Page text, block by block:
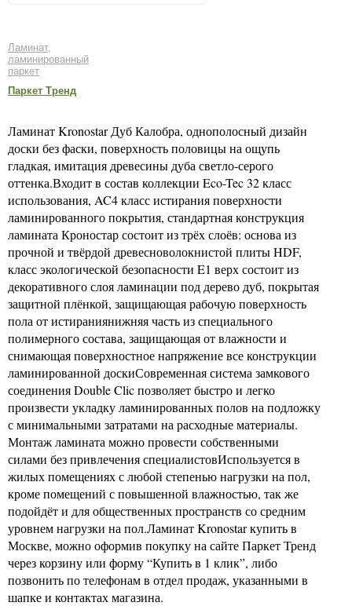
Ламинат,
ламинированный
паркет
Паркет Тренд
Ламинат Kronostar Дуб Калобра, однополосный дизайн
доски без фаски, поверхность половицы на ощупь
гладкая, имитация древесины дуба светло-серого
оттенка.Входит в состав коллекции Eco-Tec 32 класс
использования, AC4 класс истирания поверхности
ламинированного покрытия, стандартная конструкция
ламината Кроностар состоит из трёх слоёв: основа из
прочной и твёрдой древесноволокнистой плиты HDF,
класс экологической безопасности E1 верх состоит из
декоративного слоя ламинации под дерево дуб, покрытая
защитной плёнкой, защищающая рабочую поверхность
пола от истираниянижняя часть из специального
полимерного состава, защищающая от влажности и
снимающая поверхностное напряжение все конструкции
ламинированной доскиСовременная система замкового
соединения Double Clic позволяет быстро и легко
произвести укладку ламинированных полов на подложку
с минимальными затратами на расходные материалы.
Монтаж ламината можно провести собственными
силами без привлечения специалистовИспользуется в
жилых помещениях с любой степенью нагрузки на пол,
кроме помещений с повышенной влажностью, так же
подойдёт и для общественных пространств со средним
уровнем нагрузки на пол.Ламинат Kronostar купить в
Москве, можно оформив покупку на сайте Паркет Тренд
через корзину или форму “Купить в 1 клик”, либо
позвонить по телефонам в отдел продаж, указанными в
шапке и контактах магазина.